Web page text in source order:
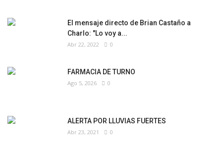
El mensaje directo de Brian Castaño a
Charlo: "Lo voy a...
Abr 22, 2022 0
FARMACIA DE TURNO
Ago 5, 2026 0
ALERTA POR LLUVIAS FUERTES
Abr 23, 2021 0